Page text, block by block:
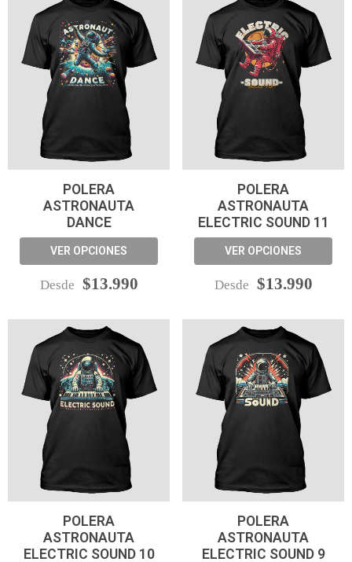
POLERA
ASTRONAUTA
DANCE
VER OPCIONES
Desde $13.990
POLERA
ASTRONAUTA
ELECTRIC SOUND 11
VER OPCIONES
Desde $13.990
POLERA
ASTRONAUTA
ELECTRIC SOUND 10
POLERA
ASTRONAUTA
ELECTRIC SOUND 9